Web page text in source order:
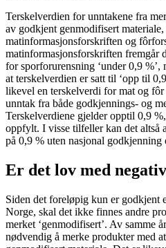
Terskelverdien for unntakene fra
av godkjent genmodifisert
matinformasjonsforskriften og
matinformasjonsforskriften fremgår
for sporforurensning ‘under 0,9
at terskelverdien er satt til ‘opp til
likevel en terskelverdi for mat og
unntak fra både godkjennings- og
Terskelverdiene gjelder opptil 0,9
oppfylt. I visse tilfeller kan det altså
på 0,9 % uten nasjonal godkjenning
Er det lov med
Siden det foreløpig kun er godkjent
Norge, skal det ikke finnes andre
merket ‘genmodifisert’. Av samme
nødvendig å merke produkter med